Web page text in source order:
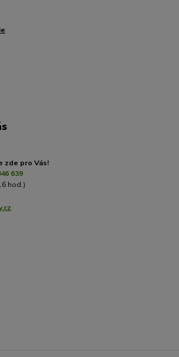
zde pro Vás!
639
hod.)